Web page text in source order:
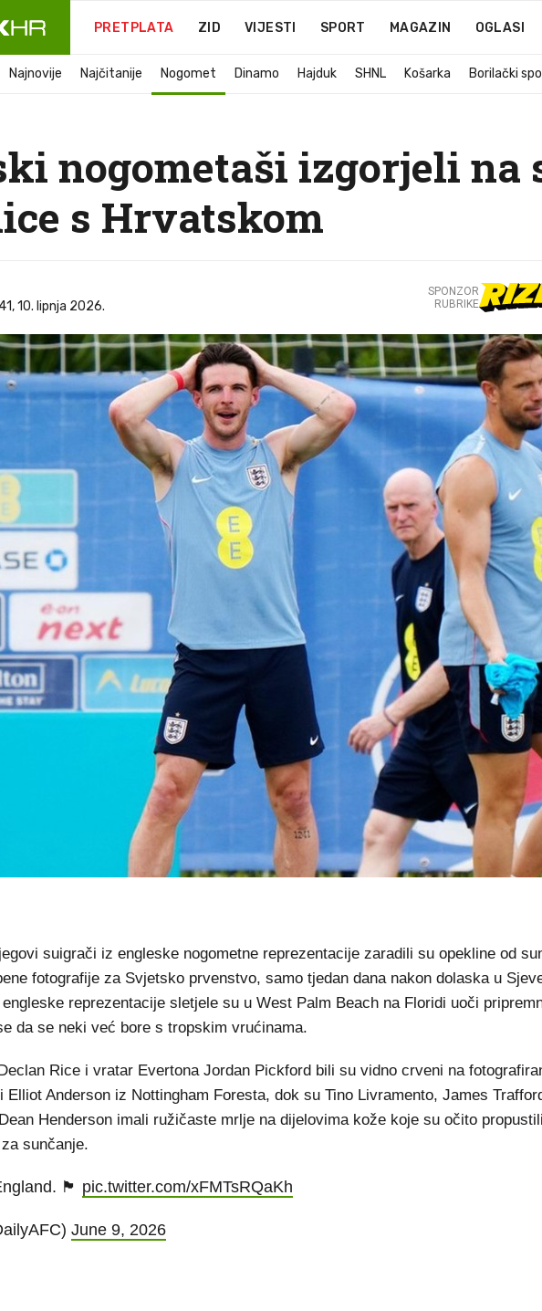
PRETPLATA ZID VIJESTI SPORT MAGAZIN OGLASI
Najnovije Najčitanije Nogomet Dinamo Hajduk SHNL Košarka Borilački
nogometaši izgorjeli na
s Hrvatskom
10. lipnja 2026.
SPONZOR
RUBRIKE
suigrači iz engleske nogometne reprezentacije zaradili su opekline od
fotografije za Svjetsko prvenstvo, samo tjedan dana nakon dolaska u
reprezentacije sletjele su u West Palm Beach na Floridi uoči
da se neki već bore s tropskim vrućinama.
Rice i vratar Evertona Jordan Pickford bili su vidno crveni na
Elliot Anderson iz Nottingham Foresta, dok su Tino Livramento, James
Henderson imali ružičaste mrlje na dijelovima kože koje su očito propustili
sunčanje.
🏴󠁧󠁢󠁥󠁮󠁧󠁿 pic.twitter.com/xFMTsRQaKh
June 9, 2026